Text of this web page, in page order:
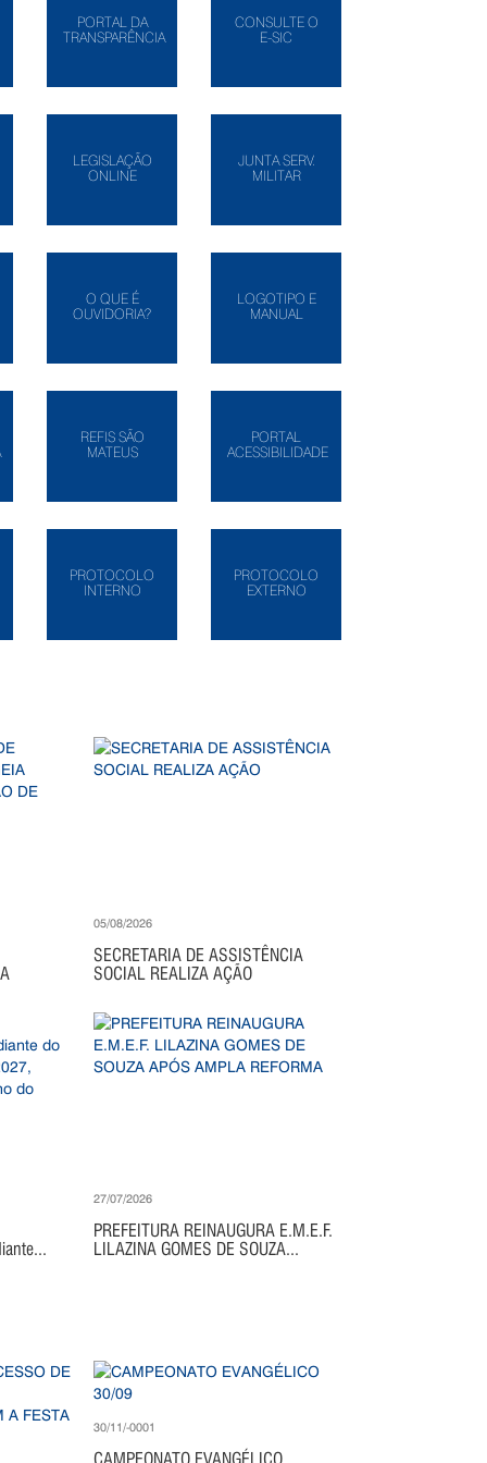
PORTAL DA
TRANSPARÊNCIA
CONSULTE O
E-SIC
LEGISLAÇÃO
ONLINE
JUNTA SERV.
MILITAR
O QUE É
OUVIDORIA?
LOGOTIPO E
MANUAL
REFIS SÃO
MATEUS
PORTAL
ACESSIBILIDADE
PROTOCOLO
INTERNO
PROTOCOLO
EXTERNO
05/08/2026
SECRETARIA DE ASSISTÊNCIA
SOCIAL REALIZA AÇÃO
27/07/2026
PREFEITURA REINAUGURA E.M.E.F.
LILAZINA GOMES DE SOUZA...
30/11/-0001